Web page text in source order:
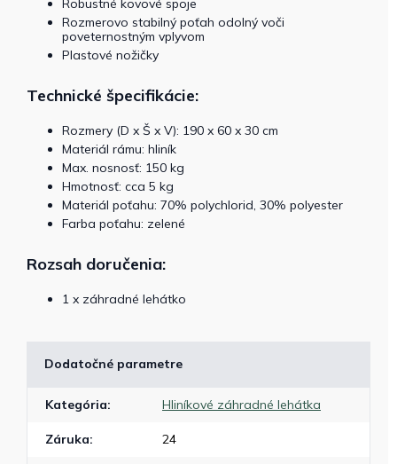
Rozmerovo stabilný poťah odolný voči
poveternostným vplyvom
Plastové nožičky
Technické špecifikácie:
Rozmery (D x Š x V): 190 x 60 x 30 cm
Materiál rámu: hliník
Max. nosnosť: 150 kg
Hmotnosť: cca 5 kg
Materiál poťahu: 70% polychlorid, 30% polyester
Farba poťahu: zelené
Rozsah doručenia:
1 x záhradné lehátko
Dodatočné parametre
Kategória: Hliníkové záhradné lehátka
Záruka: 24